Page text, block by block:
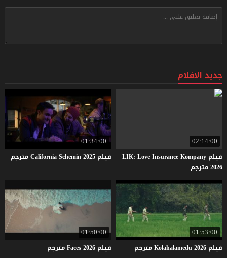
جديد الافلام
02:14:00
فيلم LIK: Love Insurance Kompany
2026 مترجم
01:34:00
فيلم CaliforniaSchemin2025 مترجم
01:53:00
فيلم Kolahalamedu2026 مترجم
01:50:00
فيلم Faces2026 مترجم